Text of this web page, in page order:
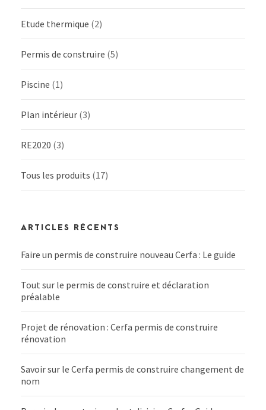
Etude thermique (2)
Permis de construire (5)
Piscine (1)
Plan intérieur (3)
RE2020 (3)
Tous les produits (17)
ARTICLES RÉCENTS
Faire un permis de construire nouveau Cerfa : Le guide
Tout sur le permis de construire et déclaration
préalable
Projet de rénovation : Cerfa permis de construire
rénovation
Savoir sur le Cerfa permis de construire changement de
nom